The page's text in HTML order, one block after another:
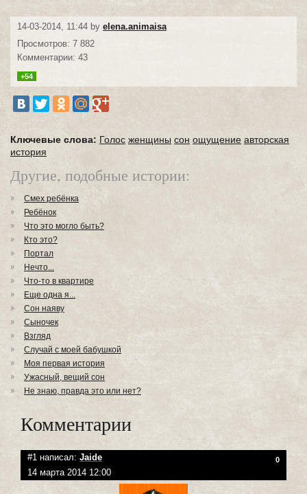
14-03-2014, 11:44 by elena.animaisa
Просмотров: 7 882
Комментарии: 43
+54
Ключевые слова: Голос женщины сон ощущение авторская
история
Другие, подобные истории:
Смех ребёнка
Ребёнок
Что это могло быть?
Кто это?
Портал
Нечто...
Что-то в квартире
Еще одна я...
Сон наяву
Сыночек
Взгляд
Случай с моей бабушкой
Моя первая история
Ужасный, вещий сон
Не знаю, правда это или нет?
Комментарии
#1 написал: Jaide 0
14 марта 2014 12:00